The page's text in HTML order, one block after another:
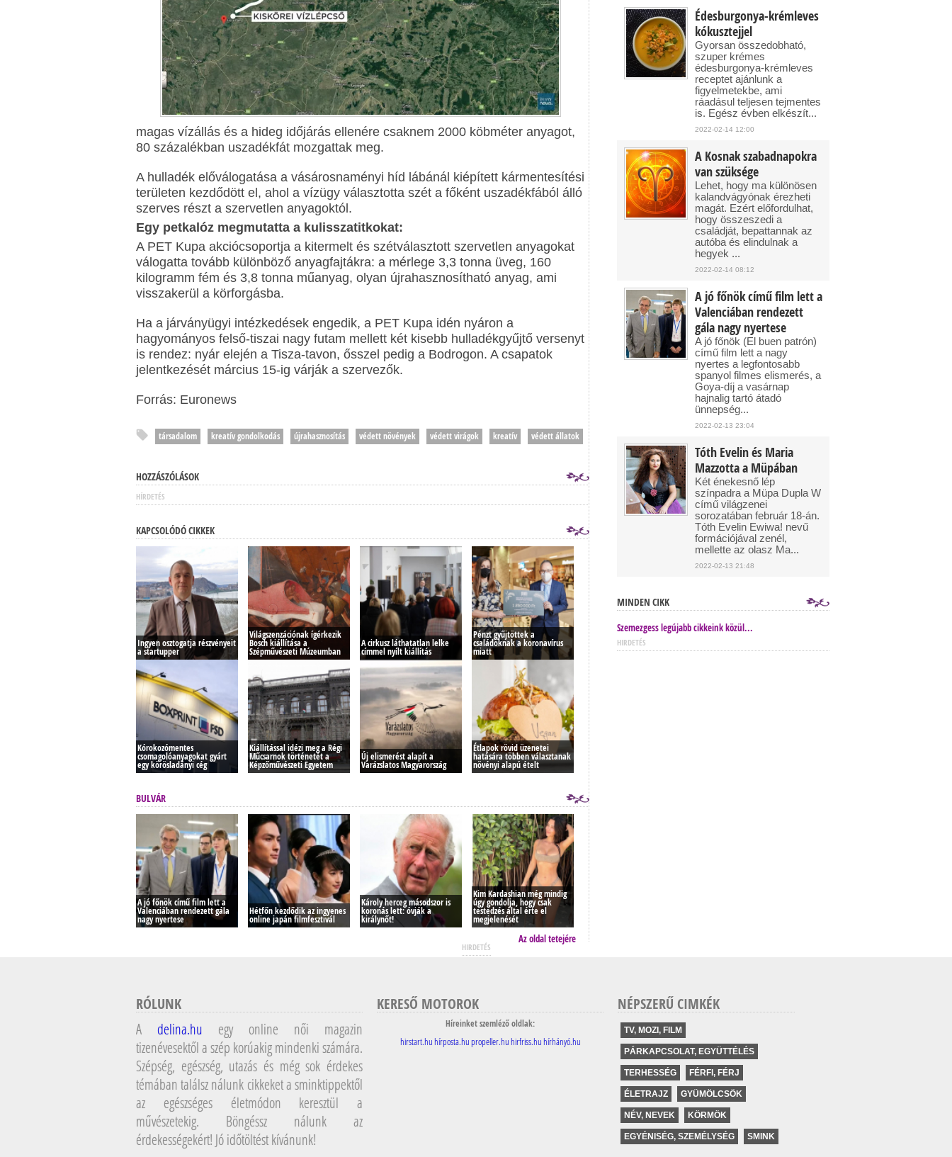
magas vízállás és a hideg időjárás ellenére csaknem 2000 köbméter anyagot,
80 százalékban uszadékfát mozgattak meg.
A hulladék előválogatása a vásárosnaményi híd lábánál kiépített kármentesítési
területen kezdődött el, ahol a vízügy választotta szét a főként uszadékfából álló
szerves részt a szervetlen anyagoktól.
Egy petkalóz megmutatta a kulisszatitkokat:
A PET Kupa akciócsoportja a kitermelt és szétválasztott szervetlen anyagokat
válogatta tovább különböző anyagfajtákra: a mérlege 3,3 tonna üveg, 160
kilogramm fém és 3,8 tonna műanyag, olyan újrahasznosítható anyag, ami
visszakerül a körforgásba.
Ha a járványügyi intézkedések engedik, a PET Kupa idén nyáron a
hagyományos felső-tiszai nagy futam mellett két kisebb hulladékgyűjtő versenyt
is rendez: nyár elején a Tisza-tavon, ősszel pedig a Bodrogon. A csapatok
jelentkezését március 15-ig várják a szervezők.
Forrás: Euronews
társadalom kreatív gondolkodás újrahasznosítás védett növények védett virágok kreatív védett állatok
HOZZÁSZÓLÁSOK
HÍRDETÉS
KAPCSOLÓDÓ CIKKEK
Ingyen osztogatja részvényeit
a startupper
Világszenzációnak ígérkezik
Bosch kiállítása a
Szépművészeti Múzeumban
A cirkusz láthatatlan lelke
címmel nyílt kiállítás
Pénzt gyűjtöttek a
családoknak a koronavírus
miatt
Kórokozómentes
csomagolóanyagokat gyárt
egy körösladányi cég
Kiállítással idézi meg a Régi
Műcsarnok történetét a
Képzőművészeti Egyetem
Új elismerést alapít a
Varázslatos Magyarország
Étlapok rövid üzenetei
hatására többen választanak
növényi alapú ételt
BULVÁR
A jó főnök című film lett a
Valenciában rendezett gála
nagy nyertese
Hétfőn kezdődik az ingyenes
online japán filmfesztivál
Károly herceg másodszor is
koronás lett: óvják a
királynőt!
Kim Kardashian még mindig
úgy gondolja, hogy csak
testedzés által érte el
megjelenését
Édesburgonya-krémleves
kókusztejjel
Gyorsan összedobható,
szuper krémes
édesburgonya-krémleves
receptet ajánlunk a
figyelmetekbe, ami
ráadásul teljesen tejmentes
is. Egész évben elkészít...
2022-02-14 12:00
A Kosnak szabadnapokra
van szüksége
Lehet, hogy ma különösen
kalandvágyónak érezheti
magát. Ezért előfordulhat,
hogy összeszedi a
családját, bepattannak az
autóba és elindulnak a
hegyek ...
2022-02-14 08:12
A jó főnök című film lett a
Valenciában rendezett
gála nagy nyertese
A jó főnök (El buen patrón)
című film lett a nagy
nyertes a legfontosabb
spanyol filmes elismerés, a
Goya-díj a vasárnap
hajnalig tartó átadó
ünnepség...
2022-02-13 23:04
Tóth Evelin és Maria
Mazzotta a Müpában
Két énekesnő lép
színpadra a Müpa Dupla W
című világzenei
sorozatában február 18-án.
Tóth Evelin Ewiwa! nevű
formációjával zenél,
mellette az olasz Ma...
2022-02-13 21:48
MINDEN CIKK
Szemezgess legújabb cikkeink közül...
HIRDETÉS
Az oldal tetejére
HIRDETÉS
RÓLUNK
A delina.hu egy online női magazin
tizenévesektől a szép korúakig mindenki számára.
Szépség, egészség, utazás és még sok érdekes
témában találsz nálunk cikkeket a sminktippektől
az egészséges életmódon keresztül a
művészetekig. Böngéssz nálunk az
érdekességekért! Jó időtöltést kívánunk!
KERESŐ MOTOROK
Híreinket szemléző oldlak:
hirstart.huhírposta.hupropeller.huhirfriss.huhírhányó.hu
NÉPSZERŰ CIMKÉK
TV, MOZI, FILM
PÁRKAPCSOLAT, EGYÜTTÉLÉS
TERHESSÉG FÉRFI, FÉRJ
ÉLETRAJZ GYÜMÖLCSÖK
NÉV, NEVEK KÖRMÖK
EGYÉNISÉG, SZEMÉLYSÉG SMINK